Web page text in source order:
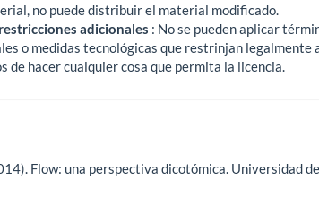
no puede distribuir el material modificado.
adicionales : No se pueden aplicar
o medidas tecnológicas que restrinjan legalmente
de hacer cualquier cosa que permita la licencia.
Flow: una perspectiva dicotómica. Universidad de